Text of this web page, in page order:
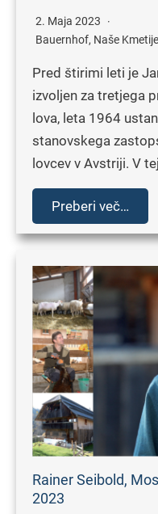
2. Maja 2023
Bauernhof, Naše Kmetije
Pred štirimi leti je
izvoljen za tretjega
lova, leta 1964
stanovskega
lovcev v Avstriji. V
Preberi več…
Rainer Seibold,
2023